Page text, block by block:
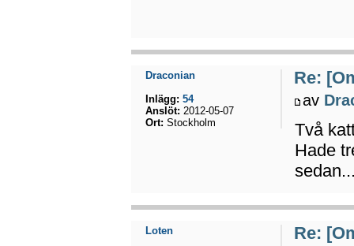
Re:
av
Två
Hade
Draconian
Inlägg: 54
Anslöt: 2012-05-07
Ort: Stockholm
Re:
Loten